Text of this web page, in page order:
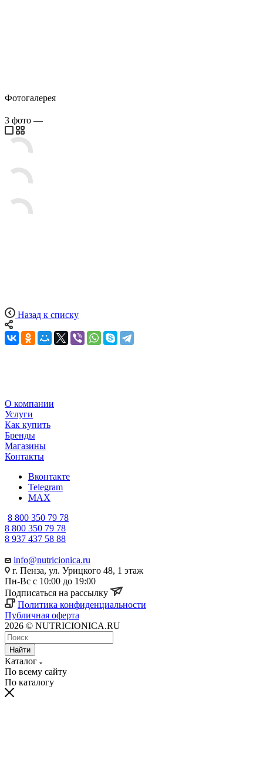
Фотогалерея
3 фото —
Назад к списку
О компании
Услуги
Как купить
Бренды
Магазины
Контакты
Вконтакте
Telegram
MAX
8 800 350 79 78
8 800 350 79 78
8 937 437 58 88
info@nutricionica.ru
г. Пенза, ул. Урицкого 48, 1 этаж
Пн-Вс с 10:00 до 19:00
Подписаться на рассылку
Политика конфиденциальности
Публичная оферта
2026 © NUTRICIONICA.RU
Найти
Каталог
По всему сайту
По каталогу